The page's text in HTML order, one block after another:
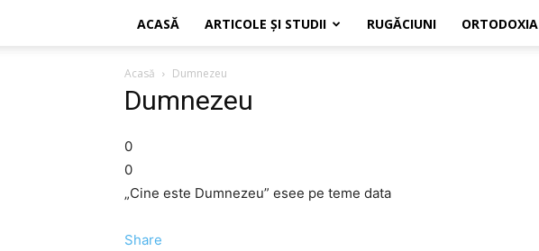
ACASĂ ARTICOLE ŞI STUDII RUGĂCIUNI ORTODOXIA
Acasă Dumnezeu
Dumnezeu
0
0
„Cine este Dumnezeu” esee pe teme data
Share